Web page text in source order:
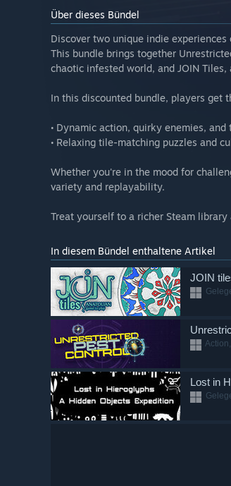
Über dieses Bündel
Discover two unique indie
This bundle brings together
chaotic infested world, and JOIN
In this discounted bundle, players get
• Dynamic action, quirky enemies,
• Relaxing tile-matching puzzles and
Whether you're in the mood for
variety and replayability.
Treat yourself to a richer Steam
In diesem Bündel enthaltene Artikel
JOIN
Lost in